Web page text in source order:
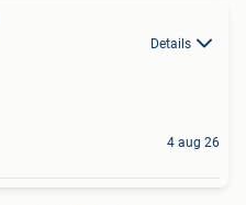
Details
4 aug 26